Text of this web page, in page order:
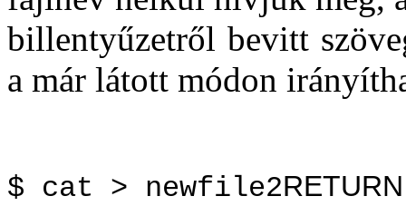
billentyűzetről bevitt
a már látott módon
$ cat > newfile2RETURN